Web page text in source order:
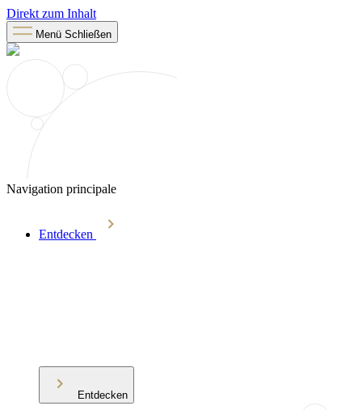
Direkt zum Inhalt
Menü Schließen
Navigation principale
Entdecken
Entdecken